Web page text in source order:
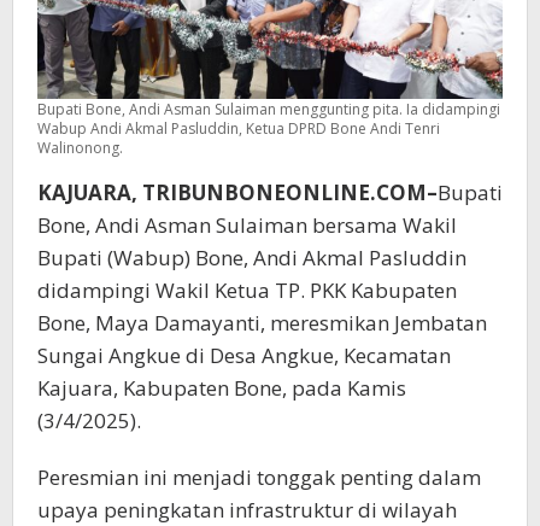
Bupati Bone, Andi Asman Sulaiman menggunting pita. Ia didampingi
Wabup Andi Akmal Pasluddin, Ketua DPRD Bone Andi Tenri
Walinonong.
KAJUARA, TRIBUNBONEONLINE.COM–Bupati
Bone, Andi Asman Sulaiman bersama Wakil
Bupati (Wabup) Bone, Andi Akmal Pasluddin
didampingi Wakil Ketua TP. PKK Kabupaten
Bone, Maya Damayanti, meresmikan Jembatan
Sungai Angkue di Desa Angkue, Kecamatan
Kajuara, Kabupaten Bone, pada Kamis
(3/4/2025).
Peresmian ini menjadi tonggak penting dalam
upaya peningkatan infrastruktur di wilayah